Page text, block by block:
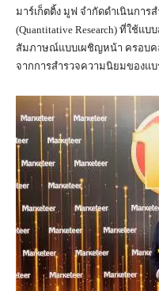
มาร์เก็ตติ้ง มูฟ จำกัดดำเนินการ
(Quantitative Research) ที่ใช้แ
สัมภาษณ์แบบเผชิญหน้า ครอบ
จากการสำรวจความนิยมของแบ